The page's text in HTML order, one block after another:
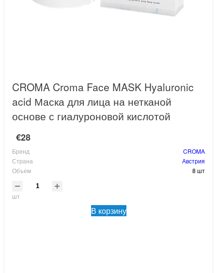
CROMA Croma Face MASK Hyaluronic
acid Маска для лица на нетканой
основе с гиалуроновой кислотой
€28
Бренд
CROMA
Страна
Австрия
Объем
8 шт
шт
В корзину